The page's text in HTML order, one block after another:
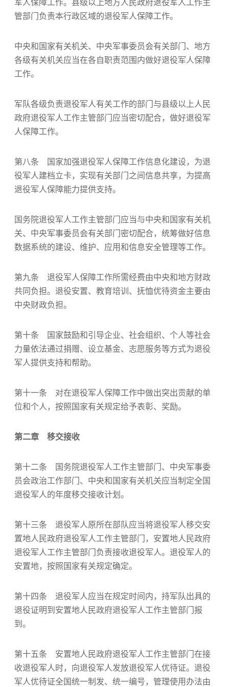
军人保障工作。县级以上地方人民政府退役军人工作主
管部门负责本行政区域的退役军人保障工作。
中央和国家有关机关、中央军事委员会有关部门、地方
各级有关机关应当在各自职责范围内做好退役军人保障
工作。
军队各级负责退役军人有关工作的部门与县级以上人民
政府退役军人工作主管部门应当密切配合，做好退役军
人保障工作。
第八条 国家加强退役军人保障工作信息化建设，为退
役军人建档立卡，实现有关部门之间信息共享，为提高
退役军人保障能力提供支持。
国务院退役军人工作主管部门应当与中央和国家有关机
关、中央军事委员会有关部门密切配合，统筹做好信息
数据系统的建设、维护、应用和信息安全管理等工作。
第九条 退役军人保障工作所需经费由中央和地方财政
共同负担。退役安置、教育培训、抚恤优待资金主要由
中央财政负担。
第十条 国家鼓励和引导企业、社会组织、个人等社会
力量依法通过捐赠、设立基金、志愿服务等方式为退役
军人提供支持和帮助。
第十一条 对在退役军人保障工作中做出突出贡献的单
位和个人，按照国家有关规定给予表彰、奖励。
第二章 移交接收
第十二条 国务院退役军人工作主管部门、中央军事委
员会政治工作部门、中央和国家有关机关应当制定全国
退役军人的年度移交接收计划。
第十三条 退役军人原所在部队应当将退役军人移交安
置地人民政府退役军人工作主管部门，安置地人民政府
退役军人工作主管部门负责接收退役军人。退役军人的
安置地，按照国家有关规定确定。
第十四条 退役军人应当在规定时间内，持军队出具的
退役证明到安置地人民政府退役军人工作主管部门报
到。
第十五条 安置地人民政府退役军人工作主管部门在接
收退役军人时，向退役军人发放退役军人优待证。退役
军人优待证全国统一制发、统一编号，管理使用办法由